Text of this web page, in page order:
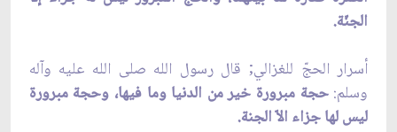
الجنّة.
أسرار الحجّ للغزالي; قال رسول الله صلى الله عليه وآله
وسلم:حجة مبرورة خير من الدنيا وما فيها، وحجة مبرورة
ليس لها جزاء الاّ الجنة.